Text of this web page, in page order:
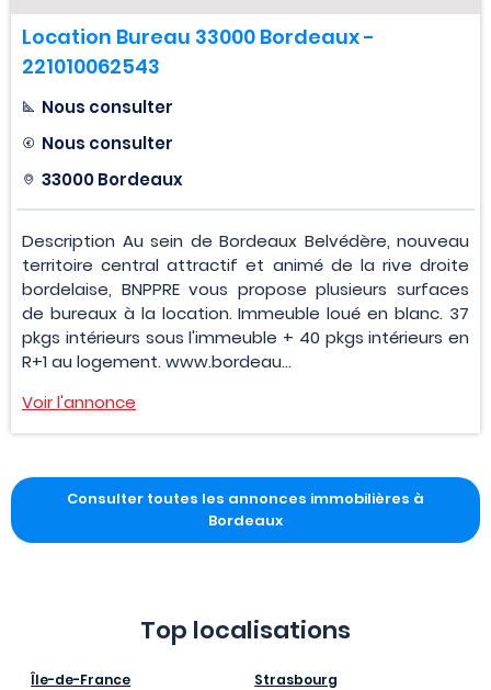
Location Bureau 33000 Bordeaux -
221010062543
Nous consulter
Nous consulter
33000 Bordeaux
Description Au sein de Bordeaux Belvédère, nouveau
territoire central attractif et animé de la rive droite
bordelaise, BNPPRE vous propose plusieurs surfaces
de bureaux à la location. Immeuble loué en blanc. 37
pkgs intérieurs sous l'immeuble + 40 pkgs intérieurs en
R+1 au logement. www.bordeau...
Voir l'annonce
Consulter toutes les annonces immobilières à
Bordeaux
Top localisations
Île-de-France
Strasbourg